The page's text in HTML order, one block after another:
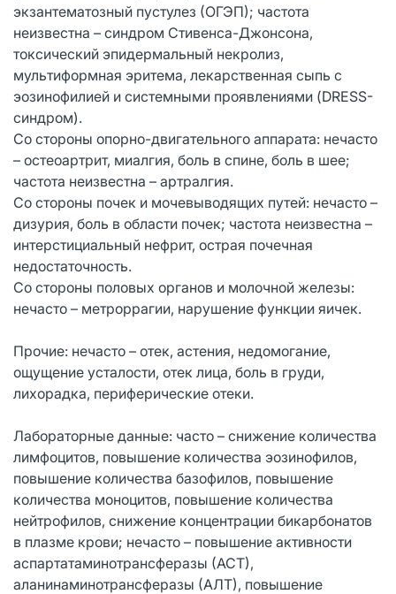
экзантематозный пустулез (ОГЭП); частота
неизвестна – синдром Стивенса-Джонсона,
токсический эпидермальный некролиз,
мультиформная эритема, лекарственная сыпь с
эозинофилией и системными проявлениями (DRESS-
синдром).
Со стороны опорно-двигательного аппарата: нечасто
– остеоартрит, миалгия, боль в спине, боль в шее;
частота неизвестна – артралгия.
Со стороны почек и мочевыводящих путей: нечасто –
дизурия, боль в области почек; частота неизвестна –
интерстициальный нефрит, острая почечная
недостаточность.
Со стороны половых органов и молочной железы:
нечасто – метроррагии, нарушение функции яичек.
Прочие: нечасто – отек, астения, недомогание,
ощущение усталости, отек лица, боль в груди,
лихорадка, периферические отеки.
Лабораторные данные: часто – снижение количества
лимфоцитов, повышение количества эозинофилов,
повышение количества базофилов, повышение
количества моноцитов, повышение количества
нейтрофилов, снижение концентрации бикарбонатов
в плазме крови; нечасто – повышение активности
аспартатаминотрансферазы (АСТ),
аланинаминотрансферазы (АЛТ), повышение